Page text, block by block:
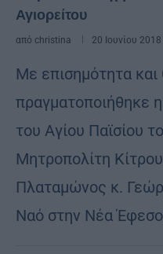
Αγιορείτου
από christina 20 Ιουνίου 2018
Με επισημότητα
πραγματοποιήθηκε
του Αγίου Παϊσίου
Μητροπολίτη
Πλαταμώνος κ.
Ναό στην Νέα Έφεσο